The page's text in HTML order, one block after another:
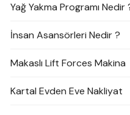
Yağ Yakma Programı Nedir
İnsan Asansörleri Nedir ?
Makaslı Lift Forces Makina
Kartal Evden Eve Nakliyat